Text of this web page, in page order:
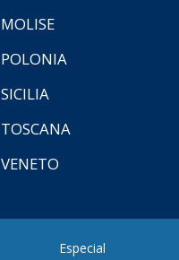
MOLISE
POLONIA
SICILIA
TOSCANA
VENETO
Especial